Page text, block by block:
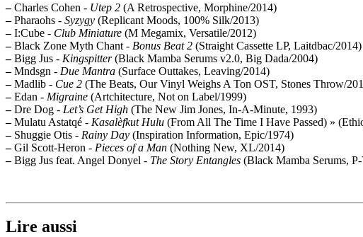
–Charles Cohen - Utep 2 (A Retrospective, Morphine/2014)
–Pharaohs - Syzygy (Replicant Moods, 100% Silk/2013)
–I:Cube - Club Miniature (M Megamix, Versatile/2012)
–Black Zone Myth Chant - Bonus Beat 2 (Straight Cassette LP, Laitdbac/2014)
–Bigg Jus - Kingspitter(Black Mamba Serums v2.0, Big Dada/2004)
–Mndsgn - Due Mantra (Surface Outtakes, Leaving/2014)
–Madlib - Cue 2 (The Beats, Our Vinyl Weighs A Ton OST, Stones Throw/
–Edan - Migraine (Artchitecture, Not on Label/1999)
–Dre Dog - Let’s Get High (The New Jim Jones, In-A-Minute, 1993)
–Mulatu Astatqé - Kasalèfkut Hulu (From All The Time I Have Passed) »
–Shuggie Otis - Rainy Day (Inspiration Information, Epic/1974)
–Gil Scott-Heron - Pieces of a Man (Nothing New, XL/2014)
–Bigg Jus feat. Angel Donyel - The Story Entangles (Black Mamba Serums,
Lire aussi